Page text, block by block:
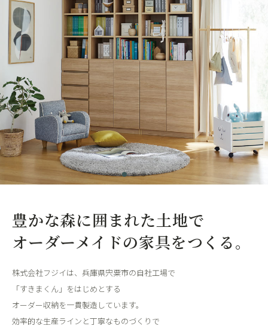
豊かな森に囲まれた土地で
オーダーメイドの家具をつくる。
株式会社フジイは、兵庫県宍粟市の自社工場で
「すきまくん」をはじめとする
オーダー収納を一貫製造しています。
効率的な生産ラインと丁寧なものづくりで